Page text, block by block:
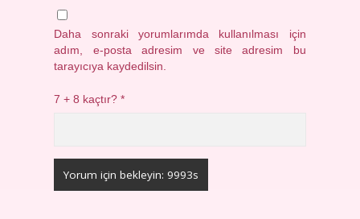
Daha sonraki yorumlarımda kullanılması için
adım, e-posta adresim ve site adresim bu
tarayıcıya kaydedilsin.
7 + 8 kaçtır?*